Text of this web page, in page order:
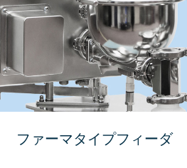
ファーマタイプフィーダ